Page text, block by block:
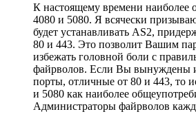
К настоящему времени наиболее
4080 и 5080. Я всячески
будет устанавливать AS2,
80 и 443. Это позволит Вашим
избежать головной боли с
файрволов. Если Вы вынуждены
порты, отличные от 80 и 443, то
и 5080 как наиболее
Администраторы файрволов